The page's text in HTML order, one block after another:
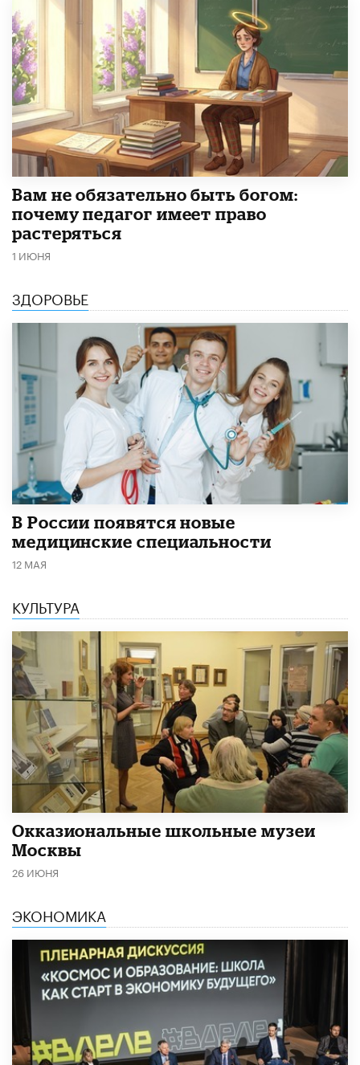
​Вам не обязательно быть богом:
почему педагог имеет право
растеряться
1 ИЮНЯ
ЗДОРОВЬЕ
В России появятся новые
медицинские специальности
12 МАЯ
КУЛЬТУРА
​Окказиональные школьные музеи
Москвы
26 ИЮНЯ
ЭКОНОМИКА